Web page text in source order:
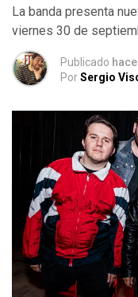
La banda presenta
viernes 30 de
Publicado
PorSergio